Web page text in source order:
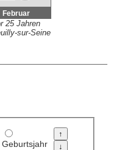
Februar
25 Jahren
sur-Seine
Geburtsjahr